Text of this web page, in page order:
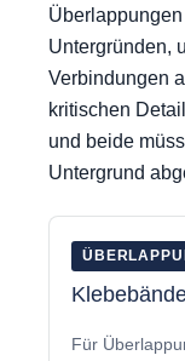
Untergründen,
Verbindungen
kritischen
und beide
Untergrund
Für